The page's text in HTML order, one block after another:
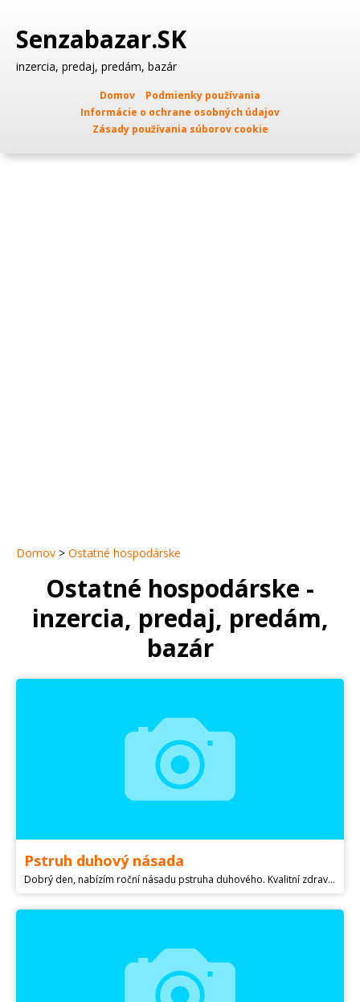
Senzabazar.SK
inzercia, predaj, predám, bazár
Domov
Podmienky používania
Informácie o ochrane osobných údajov
Zásady používania súborov cookie
Domov > Ostatné hospodárske
Ostatné hospodárske -
inzercia, predaj, predám,
bazár
Pstruh duhový násada
Dobrý den, nabízím roční násadu pstruha duhového. Kvalitní zdravý chov, dobrá genetika. Velikost 11-15 cm. Cena: 1-1000ks cena 0,5 E kus, 1000-3000ks 0,4 E kus, 3000-5000ks 0,33 E kus, 5000-10000ks 0,27 E ks. Při odběru nad 1500ks možnost dopravy, 0,25 E 1 km. Místo farmy Lanškroun ČR. Inzerát platí do smazání. Více informací na tel.